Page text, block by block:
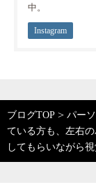
中。
Instagram
ブログTOP > パー
ている方も、左右
してもらいながら